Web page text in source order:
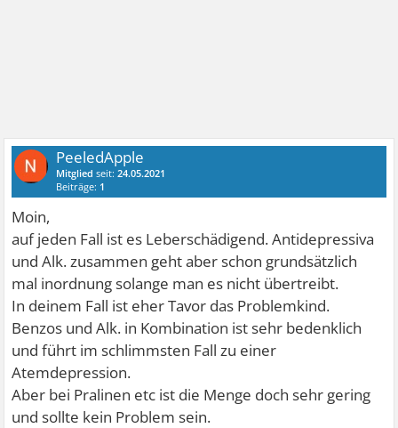
PeeledApple
Mitglied seit:24.05.2021
Beiträge: 1
Moin,
auf jeden Fall ist es Leberschädigend. Antidepressiva
und Alk. zusammen geht aber schon grundsätzlich
mal inordnung solange man es nicht übertreibt.
In deinem Fall ist eher Tavor das Problemkind.
Benzos und Alk. in Kombination ist sehr bedenklich
und führt im schlimmsten Fall zu einer
Atemdepression.
Aber bei Pralinen etc ist die Menge doch sehr gering
und sollte kein Problem sein.